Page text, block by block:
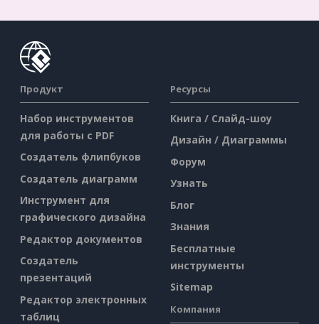
Продукт
Набор инструментов
для работы с PDF
Создатель флипбуков
Создатель диаграмм
Инструмент для
графического дизайна
Редактор документов
Создатель
презентаций
Редактор электронных
таблиц
Ресурсы
Книга / Слайд-шоу
Дизайн / Диаграммы
Форум
Узнать
Блог
Знания
Бесплатные
инструменты
Sitemap
Компания